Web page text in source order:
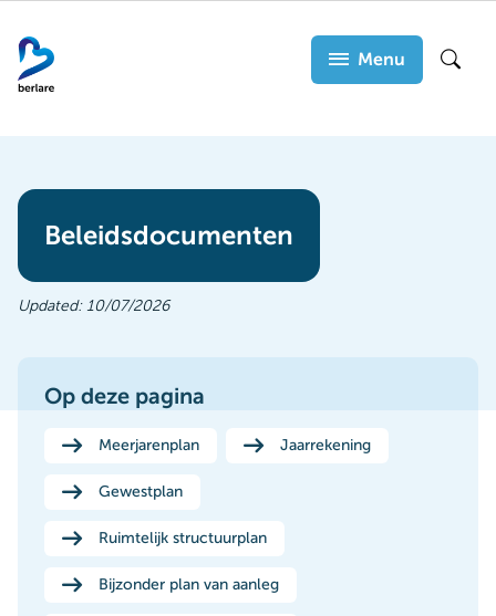
en
naar
Menu
Beleidsdocumenten
Updated: 10/07/2026
Op deze pagina
Meerjarenplan Jaarrekening
Gewestplan
Ruimtelijk structuurplan
Bijzonder plan van aanleg